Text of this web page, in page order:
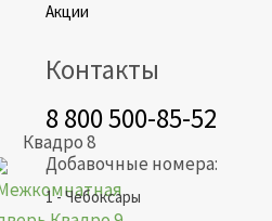
Квадро 8
Акции
Контакты
8 800 500-85-52
Добавочные номера:
1 - Чебоксары